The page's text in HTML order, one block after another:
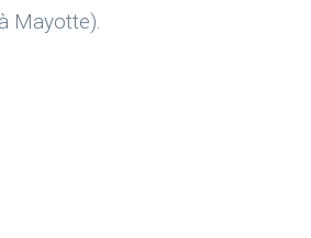
Mayotte).